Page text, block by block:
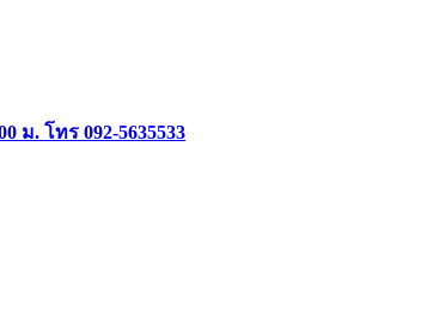
ม. โทร 092-5635533